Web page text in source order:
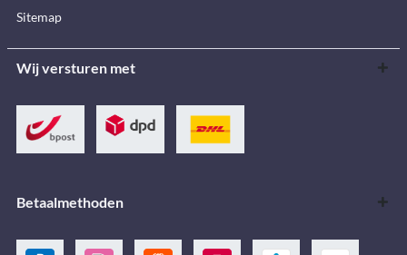
Sitemap
Wij versturen met
Betaalmethoden